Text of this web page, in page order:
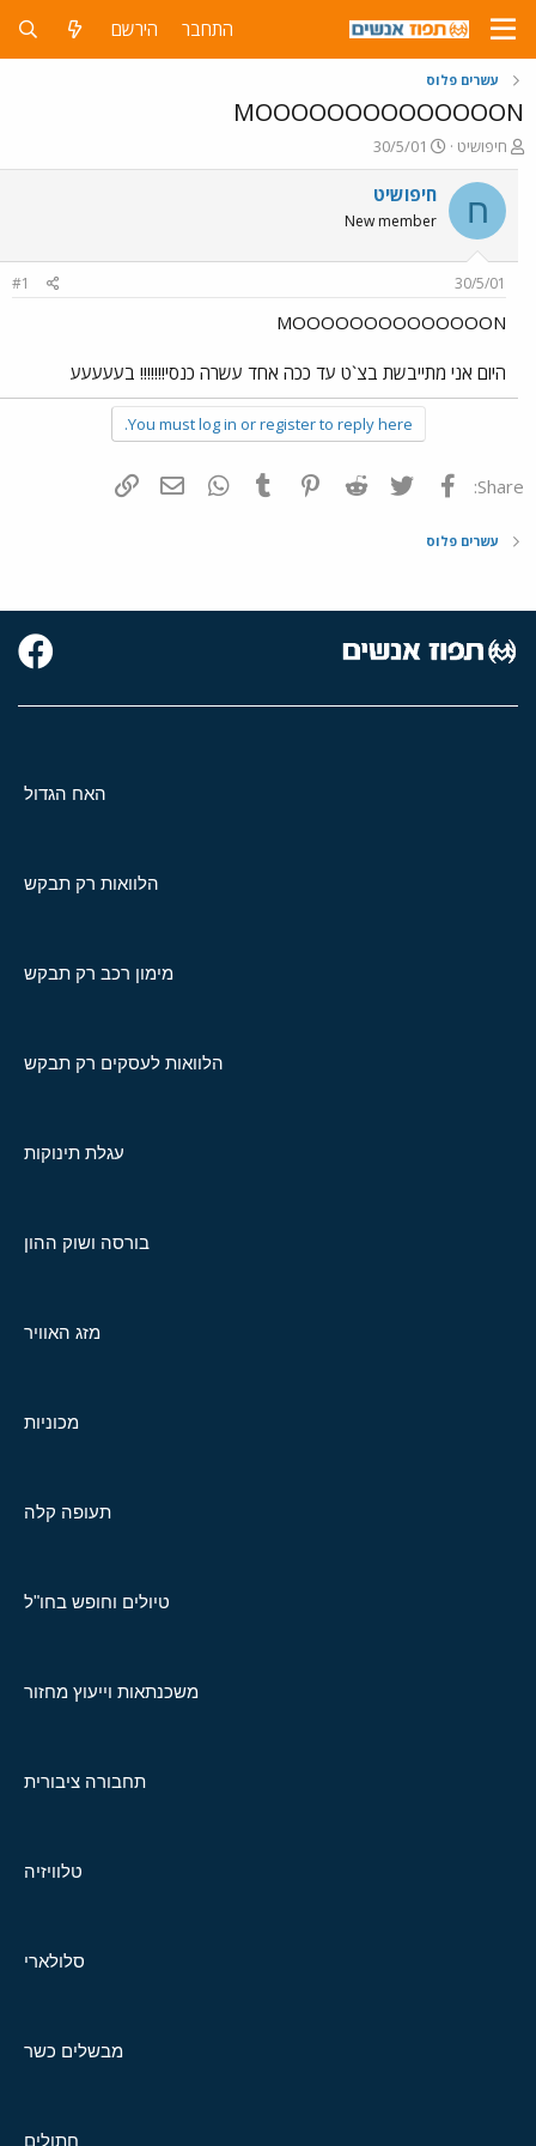
התחבר הירשם
עשרים פלוס
MOOOOOOOOOOOOOON
פ
ו
ת
ח
ה
ש
א
חיפושיט
פ
ו
ר
ם
ר
30/5/01
ח חיפושיט
New member
30/5/01
#1
MOOOOOOOOOOOOOON
היום אני מתייבשת בצ`ט עד ככה אחד עשרה כנסי!!!!!!! בעעעעע
You must log in or register to reply here.
Share: פייסבוק Twitter
Reddit
Pinterest
Tumblr
WhatsAppדואר אלקטרוני
עשרים פלוס
האח הגדול
הלוואות רק תבקש
מימון רכב רק תבקש
הלוואות לעסקים רק תבקש
עגלת תינוקות
בורסה ושוק ההון
מזג האוויר
מכוניות
תעופה קלה
טיולים וחופש בחו"ל
משכנתאות וייעוץ מחזור
תחבורה ציבורית
טלוויזיה
סלולארי
מבשלים כשר
חתולים